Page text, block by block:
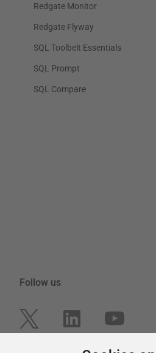
Redgate Monitor
Redgate Flyway
SQL Toolbelt Essentials
SQL Prompt
SQL Compare
Follow us